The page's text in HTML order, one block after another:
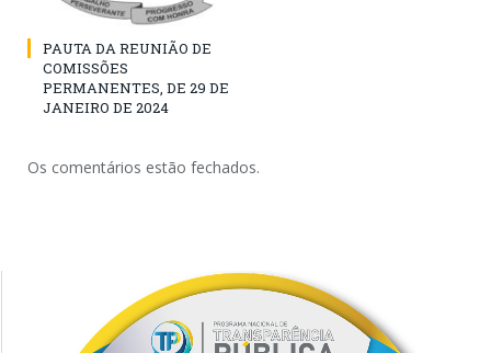
PAUTA DA REUNIÃO DE
COMISSÕES
PERMANENTES, DE 29 DE
JANEIRO DE 2024
Os comentários estão fechados.